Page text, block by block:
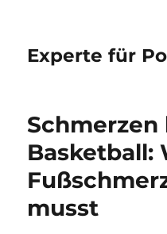
Experte für
Schmerzen
Basketball:
musst